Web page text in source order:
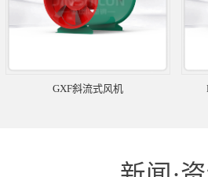
GXF斜流式风机